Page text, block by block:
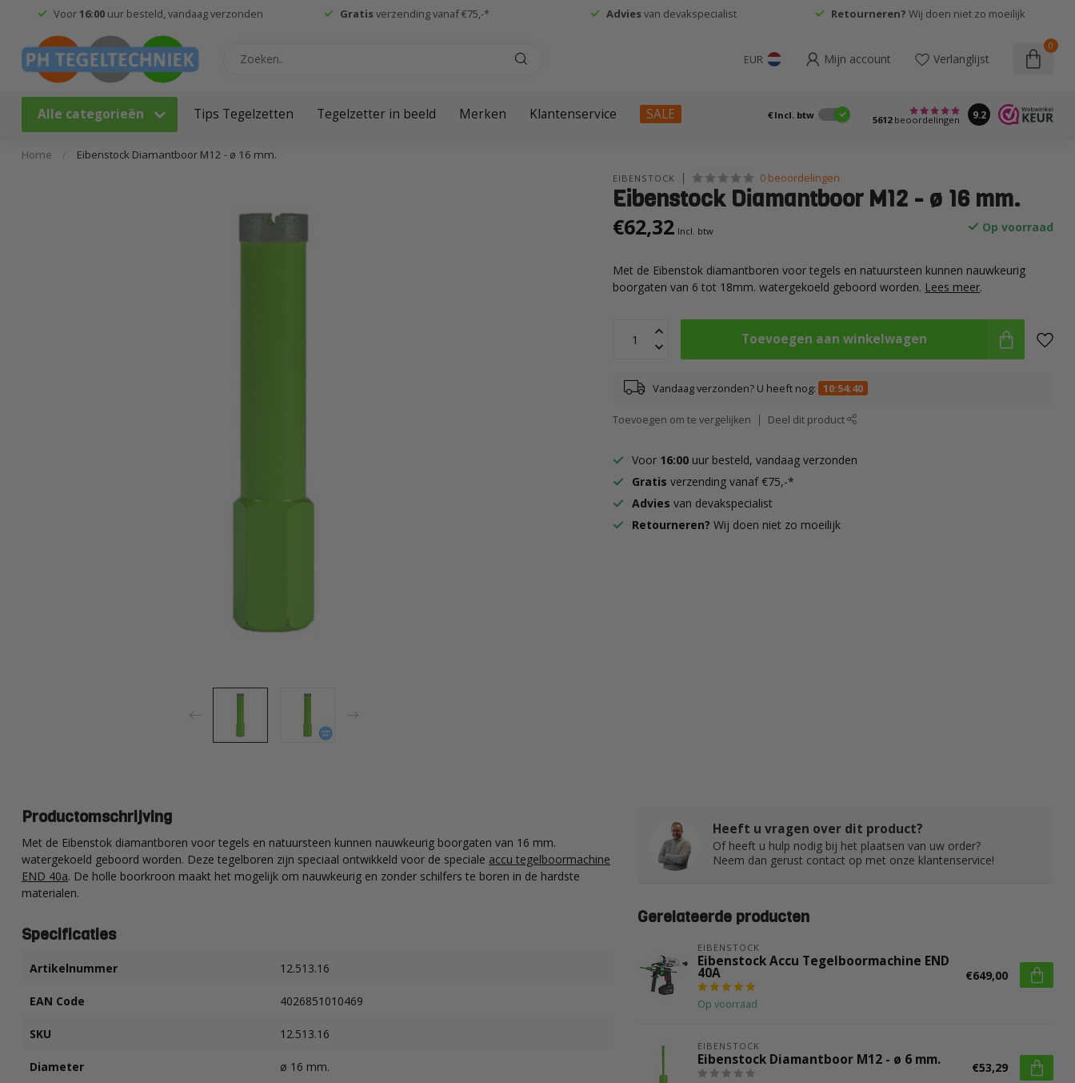
Voor16:00uur besteld, vandaag verzonden Gratisverzending vanaf €75,-* Adviesvan devakspecialist Retourneren? Wij doen niet zo moeilijk
EUR Mijn account Verlanglijst
0
Alle categorieën Tips Tegelzetten Tegelzetter in beeld Merken Klantenservice SALE € Incl. btw 5612beoordelingen 9.2
Home / Eibenstock Diamantboor M12 - ø 16 mm.
EIBENSTOCK 0 beoordelingen
Eibenstock Diamantboor M12 - ø 16 mm.
€62,32 Incl. btw Op voorraad
Met de Eibenstok diamantboren voor tegels en natuursteen kunnen nauwkeurig
boorgaten van 6 tot 18mm. watergekoeld geboord worden. Lees meer.
Toevoegen aan winkelwagen
Vandaag verzonden? U heeft nog: 10:54:39
Toevoegen om te vergelijken Deel dit product
Voor 16:00 uur besteld, vandaag verzonden
Gratis verzending vanaf €75,-*
Advies van devakspecialist
Retourneren?Wij doen niet zo moeilijk
Productomschrijving
Met de Eibenstok diamantboren voor tegels en natuursteen kunnen nauwkeurig boorgaten van 16 mm.
watergekoeld geboord worden. Deze tegelboren zijn speciaal ontwikkeld voor de speciale accu tegelboormachine
END 40a. De holle boorkroon maakt het mogelijk om nauwkeurig en zonder schilfers te boren in de hardste
materialen.
Specificaties
Artikelnummer 12.513.16
EAN Code 4026851010469
SKU 12.513.16
Diameter ø 16 mm.
Heeft u vragen over dit product?
Of heeft u hulp nodig bij het plaatsen van uw order?
Neem dan gerust contact op met onze klantenservice!
Gerelateerde producten
EIBENSTOCK
Eibenstock Accu Tegelboormachine END
40A
Op voorraad
€649,00
EIBENSTOCK
Eibenstock Diamantboor M12 - ø 6 mm. €53,29